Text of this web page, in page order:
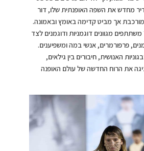
מחדש את השפה האופנתית שלו, דור
אך מביט קדימה באומץ ובאמונה.
את הדגמים לבשו 70 משתתפים מגוונים דוגמניות ודוגמנים לצד
פרפורמרים, אנשי במה ומשפיענים.
האנושית, חיבורים בין גילאים,
את הרוח החדשה של עולם האופנה